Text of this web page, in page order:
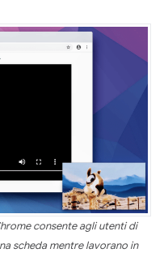
consente agli utenti di
scheda mentre lavorano in